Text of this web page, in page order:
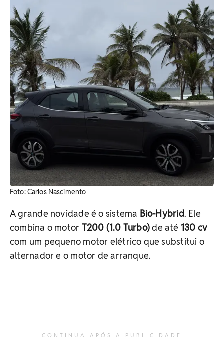
Foto: Carlos Nascimento
A grande novidade é o sistema Bio-Hybrid. Ele
combina o motor T200 (1.0 Turbo)de até 130 cv
com um pequeno motor elétrico que substitui o
alternador e o motor de arranque.
CONTINUA APÓS A PUBLICIDADE